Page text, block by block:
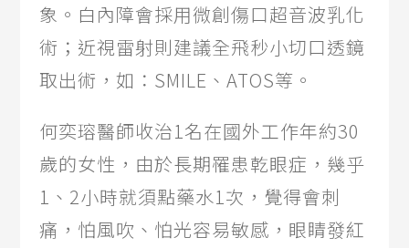
象。白內障會採用微創傷口超音波乳化
術；近視雷射則建議全飛秒小切口透鏡
取出術，如：SMILE、ATOS等。
何奕瑢醫師收治1名在國外工作年約30
歲的女性，由於長期罹患乾眼症，幾乎
1、2小時就須點藥水1次，覺得會刺
痛，怕風吹、怕光容易敏感，眼睛發紅